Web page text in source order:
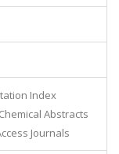
Index
Abstracts
Journals